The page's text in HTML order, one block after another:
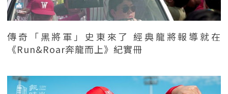
傳奇「黑將軍」史東來了 經典龍將報導就在
《Run&Roar奔龍而上》紀實冊